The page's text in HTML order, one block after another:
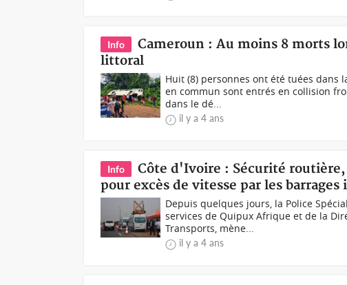
Info
Cameroun : Au moins 8 morts
littoral
Huit (8) personnes ont été tuées
en commun sont entrés en collision
dans le dé...
il y a 4 ans
Info
Côte d'Ivoire : Sécurité
pour excès de vitesse par les
Depuis quelques jours, la Police
services de Quipux Afrique et de la
Transports, mène...
il y a 4 ans